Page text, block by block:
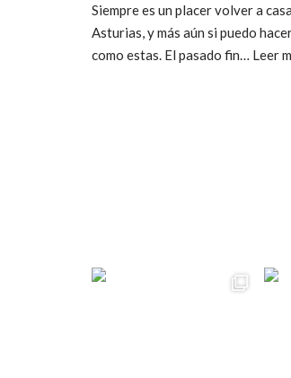
Siempre es un placer volver a
Asturias, y más aún si puedo
como estas. El pasado fin… Leer